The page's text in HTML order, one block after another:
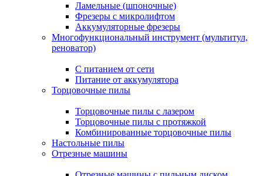
Ламельные (шпоночные)
Фрезеры с микролифтом
Аккумуляторные фрезеры
Многофункциональный инструмент (мультитул,
реноватор)
С питанием от сети
Питание от аккумулятора
Торцовочные пилы
Торцовочные пилы с лазером
Торцовочные пилы с протяжкой
Комбинированные торцовочные пилы
Настольные пилы
Отрезные машины